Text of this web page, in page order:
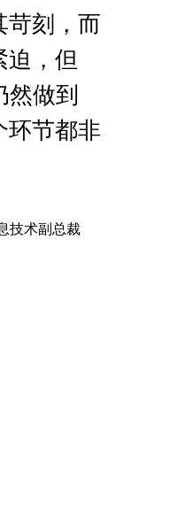
苛刻，而
迫，但
然做到
环节都非
技术副总裁